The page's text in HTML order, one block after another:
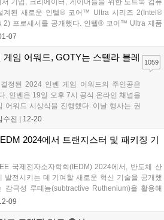
계된 새로운 인텔® 코어™ Ultra 시리즈 2(Intel®
프로세서를 공개했다. 인텔® 코어™ Ultra 제품
최첨단 AI 기능 향상과 함께 효율성 및 성능 개선
07
게임 어워드, GOTY는 스텔라 블레
정된 2024 인벤 게임 어워드의 주인공은
. 인벤은 19일 오후 7시 공식 온라인 채널을
어워드 시상식을 진행했다. 이날 행사는 권
언서 인간젤리, 인벤 김수진 기자가 총 13
문 '...
수진 | 12-20
1059
2024에서 트랜지스터 및 패키징 기
국제전자소자학회(IEDM) 2024에서, 반도체 산
발전시키는 데 기여할 새로운 혁신 기술을 공개했
감극성 루테늄(subtractive Ruthenium)을 활용해
을 개선하여 정전 용량(capacitance)을
09